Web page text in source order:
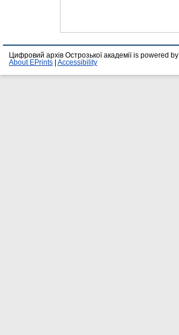
Цифровий архів Острозької академії is powered by
About EPrints
Accessibility